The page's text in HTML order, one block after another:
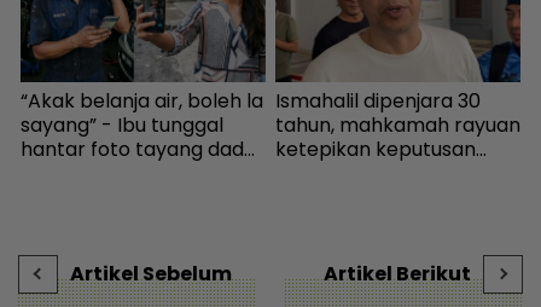
“Akak belanja air, boleh la
sayang” - Ibu tunggal
hantar foto tayang dada,
Ismahalil dipenjara 30
tahun, mahkamah rayuan
ketepikan keputusan
Artikel Sebelum
Artikel Berikut